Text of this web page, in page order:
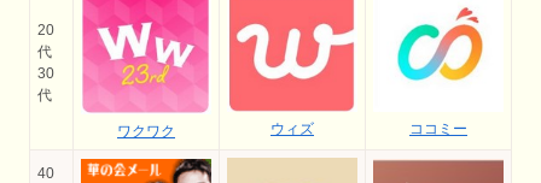
20
代
30
代
ワクワク ウィズ ココミー
40